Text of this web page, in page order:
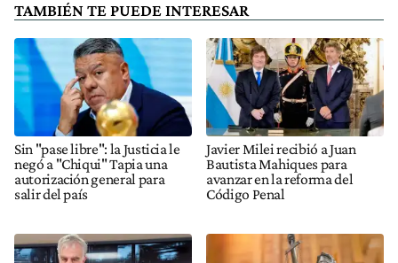
TAMBIÉN TE PUEDE INTERESAR
Sin "pase libre": la Justicia le
negó a "Chiqui" Tapia una
autorización general para
salir del país
Javier Milei recibió a Juan
Bautista Mahiques para
avanzar en la reforma del
Código Penal